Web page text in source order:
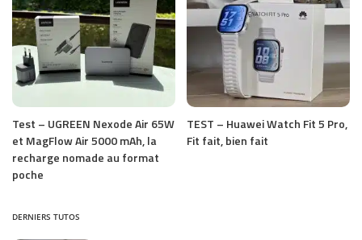
Test – UGREEN Nexode Air 65W
et MagFlow Air 5000 mAh, la
recharge nomade au format
poche
TEST – Huawei Watch Fit 5 Pro,
Fit fait, bien fait
DERNIERS TUTOS